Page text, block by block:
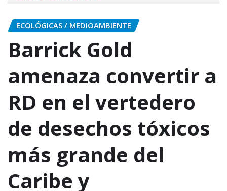
ECOLÓGICAS / MEDIOAMBIENTE
Barrick Gold
amenaza convertir a
RD en el vertedero
de desechos tóxicos
más grande del
Caribe y